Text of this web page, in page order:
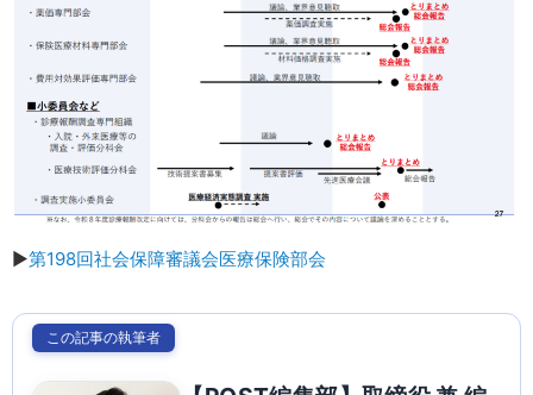
▶︎第198回社会保障審議会医療保険部会
この記事の執筆者